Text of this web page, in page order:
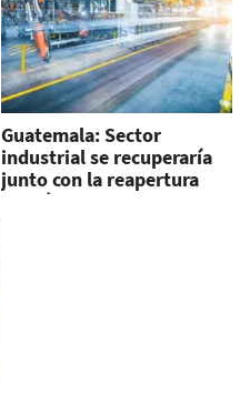
Guatemala: Sector
industrial se recuperaría
junto con la reapertura
económica